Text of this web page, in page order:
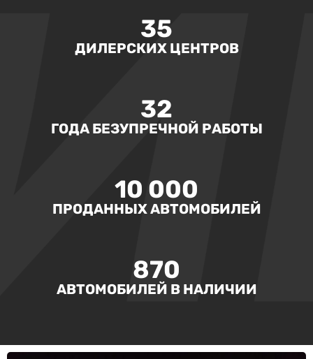
ДИЛЕРСКИХ ЦЕНТРОВ
35
ГОДА БЕЗУПРЕЧНОЙ РАБОТЫ
32
ПРОДАННЫХ АВТОМОБИЛЕЙ
10 000
АВТОМОБИЛЕЙ В НАЛИЧИИ
870